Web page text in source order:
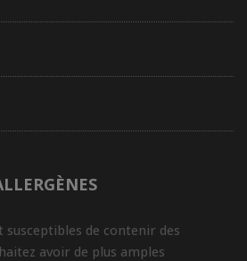
de contenir des
avoir de plus amples